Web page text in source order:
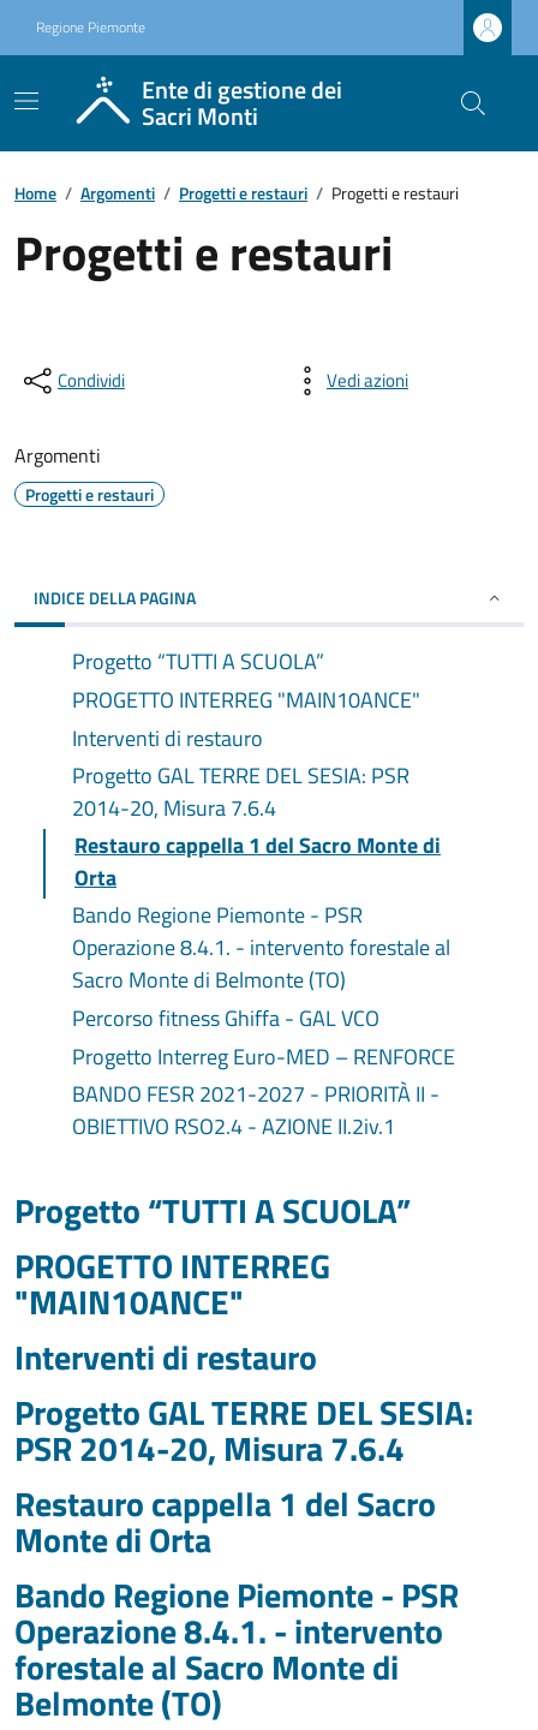
Regione Piemonte
Ente di gestione dei
Sacri Monti
Home / Argomenti / Progetti e restauri / Progetti e restauri
Progetti e restauri
Condividi Vedi azioni
Argomenti
Progetti e restauri
INDICE DELLA PAGINA
Progetto “TUTTI A SCUOLA”
PROGETTO INTERREG "MAIN10ANCE"
Interventi di restauro
Progetto GAL TERRE DEL SESIA: PSR
2014-20, Misura 7.6.4
Restauro cappella 1 del Sacro Monte di
Orta
Bando Regione Piemonte - PSR
Operazione 8.4.1. - intervento forestale al
Sacro Monte di Belmonte (TO)
Percorso fitness Ghiffa - GAL VCO
Progetto Interreg Euro-MED – RENFORCE
BANDO FESR 2021-2027 - PRIORITÀ II -
OBIETTIVO RSO2.4 - AZIONE II.2iv.1
Progetto “TUTTI A SCUOLA”
PROGETTO INTERREG
"MAIN10ANCE"
Interventi di restauro
Progetto GAL TERRE DEL SESIA:
PSR 2014-20, Misura 7.6.4
Restauro cappella 1 del Sacro
Monte di Orta
Bando Regione Piemonte - PSR
Operazione 8.4.1. - intervento
forestale al Sacro Monte di
Belmonte (TO)